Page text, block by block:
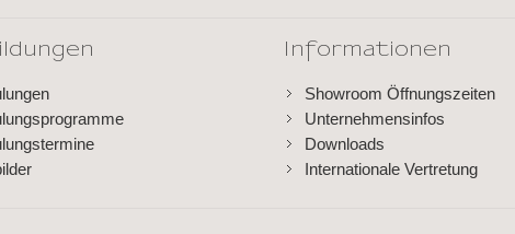
Informationen
Showroom Öffnungszeiten
Unternehmensinfos
Downloads
Internationale Vertretung